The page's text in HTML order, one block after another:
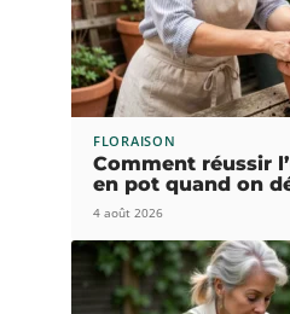
FLORAISON
Comment réussir
en pot quand on
4 août 2026